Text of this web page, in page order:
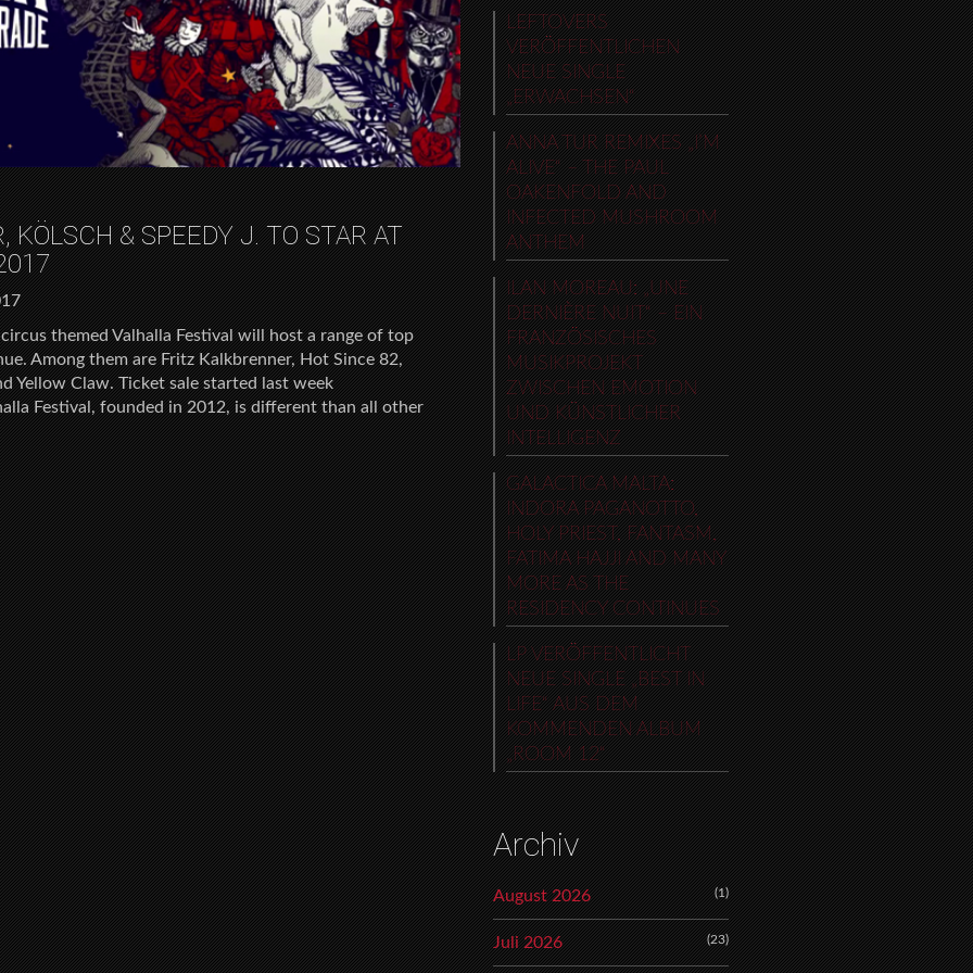
KÖLSCH & SPEEDY J. TO STAR AT
themed Valhalla Festival will host a range of top
Among them are Fritz Kalkbrenner, Hot Since 82,
Yellow Claw. Ticket sale started last week
Festival, founded in 2012, is different than all other
LEFTOVERS
VERÖFFENTLICHEN
NEUE SINGLE
„ERWACHSEN“
ANNA TUR REMIXES „I’M
ALIVE“ – THE PAUL
OAKENFOLD AND
INFECTED MUSHROOM
ANTHEM
ILAN MOREAU: „UNE
DERNIÈRE NUIT“ – EIN
FRANZÖSISCHES
MUSIKPROJEKT
ZWISCHEN EMOTION
UND KÜNSTLICHER
INTELLIGENZ
GALACTICA MALTA:
INDORA PAGANOTTO,
HOLY PRIEST, FANTASM,
FATIMA HAJJI AND MANY
MORE AS THE
RESIDENCY CONTINUES
LP VERÖFFENTLICHT
NEUE SINGLE „BEST IN
LIFE“ AUS DEM
KOMMENDEN ALBUM
„ROOM 12“
Archiv
August 2026 (1)
Juli 2026 (23)